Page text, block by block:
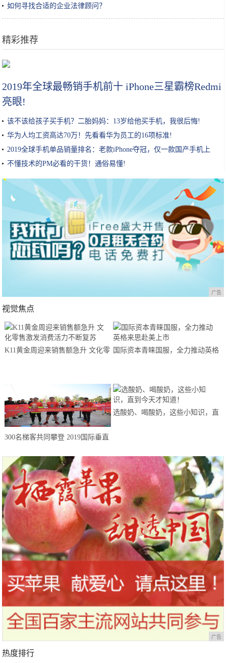
如何寻找合适的企业法律顾问？
精彩推荐
2019年全球最畅销手机前十 iPhone三星霸榜Redmi
亮眼!
该不该给孩子买手机？二胎妈妈：13岁给他买手机，我很后悔!
华为人均工资高达70万！先看看华为员工的16项标准!
2019全球手机单品销量排名：老款iPhone夺冠，仅一款国产手机上
榜!
不懂技术的PM必看的干货！通俗易懂!
广告
视觉焦点
K11黄金周迎来销售额急升 文化零
国际资本青睐国服，全力推动英格
300名梯客共同攀登 2019国际垂直
站欢乐开跑
选酸奶、喝酸奶，这些小知识，直
广告
热度排行